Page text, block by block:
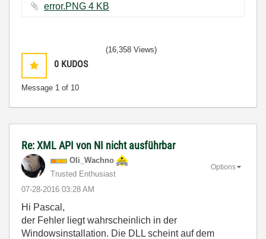
error.PNG ‏4 KB
0 KUDOS
Message 1 of 10
(16,358 Views)
Re: XML API von NI nicht ausführbar
Oli_Wachno
Trusted Enthusiast
‎07-28-2016 03:28 AM
Options
Hi Pascal,
der Fehler liegt wahrscheinlich in der
Windowsinstallation. Die DLL scheint auf dem